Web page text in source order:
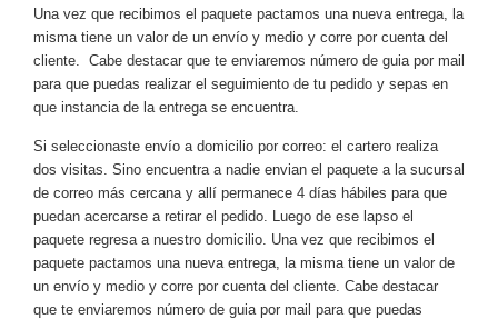
Una vez que recibimos el paquete pactamos una nueva entrega, la
misma tiene un valor de un envío y medio y corre por cuenta del
cliente. Cabe destacar que te enviaremos número de guia por mail
para que puedas realizar el seguimiento de tu pedido y sepas en
que instancia de la entrega se encuentra.
Si seleccionaste envío a domicilio por correo: el cartero realiza
dos visitas. Sino encuentra a nadie envian el paquete a la sucursal
de correo más cercana y allí permanece 4 días hábiles para que
puedan acercarse a retirar el pedido. Luego de ese lapso el
paquete regresa a nuestro domicilio. Una vez que recibimos el
paquete pactamos una nueva entrega, la misma tiene un valor de
un envío y medio y corre por cuenta del cliente. Cabe destacar
que te enviaremos número de guia por mail para que puedas